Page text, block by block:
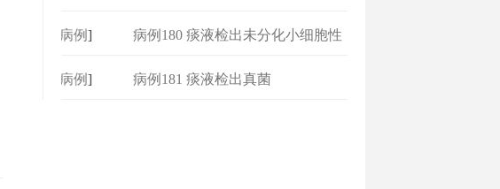
病例]
病例180 痰液检出未分化小细胞性
病例] 病例181 痰液检出真菌